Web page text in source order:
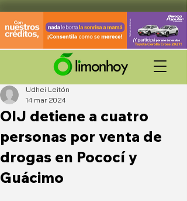
OIJ detiene a cuatro
personas por venta de
drogas en Pococí y
Guácimo
Udhei Leitón
14 mar 2024